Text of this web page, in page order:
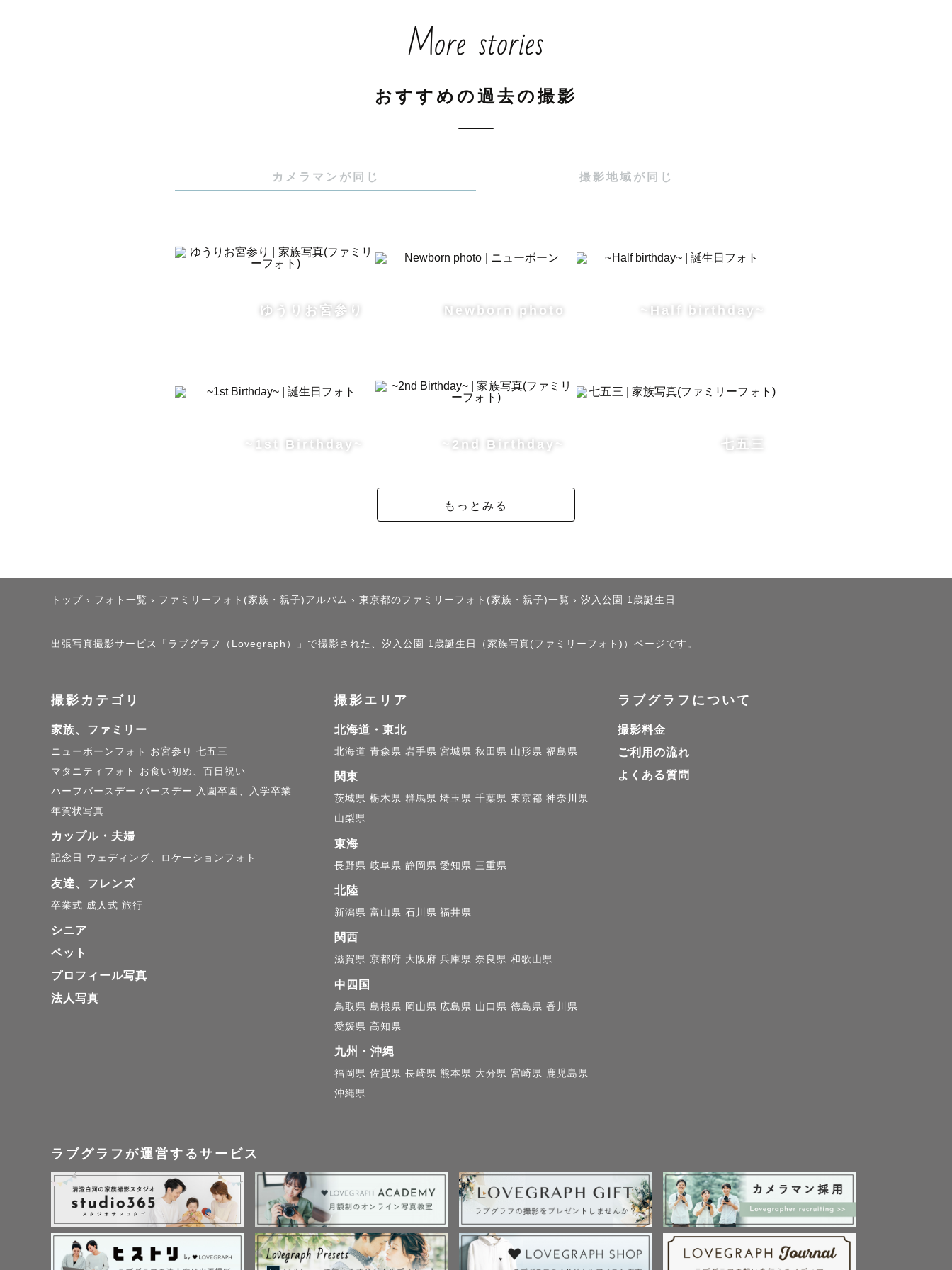
More stories
おすすめの過去の撮影
カメラマンが同じ 撮影地域が同じ
ゆうりお宮参り Newborn photo ~Half birthday~
~1st Birthday~ ~2nd Birthday~ 七五三
もっとみる
トップ › フォト一覧 › ファミリーフォト(家族・親子)アルバム › 東京都のファミリーフォト(家族・親子)一覧 › 汐入公園 1歳誕生日
出張写真撮影サービス「ラブグラフ（Lovegraph）」で撮影された、汐入公園 1歳誕生日（家族写真(ファミリーフォト)）ページです。
撮影カテゴリ
家族、ファミリー
ニューボーンフォト お宮参り 七五三
マタニティフォト
お食い初め、百日祝い
ハーフバースデー バースデー
入園卒園、入学卒業
年賀状写真
カップル・夫婦
記念日 ウェディング、ロケーションフォト
友達、フレンズ
卒業式 成人式 旅行
シニア
ペット
プロフィール写真
法人写真
撮影エリア
北海道・東北
北海道 青森県 岩手県 宮城県 秋田県 山形県 福島県
関東
茨城県 栃木県 群馬県 埼玉県 千葉県 東京都 神奈川県
山梨県
東海
長野県 岐阜県 静岡県 愛知県 三重県
北陸
新潟県 富山県 石川県 福井県
関西
滋賀県 京都府 大阪府 兵庫県 奈良県 和歌山県
中四国
鳥取県 島根県 岡山県 広島県 山口県 徳島県 香川県
愛媛県 高知県
九州・沖縄
福岡県 佐賀県 長崎県 熊本県 大分県 宮崎県 鹿児島県
沖縄県
ラブグラフについて
撮影料金
ご利用の流れ
よくある質問
ラブグラフが運営するサービス